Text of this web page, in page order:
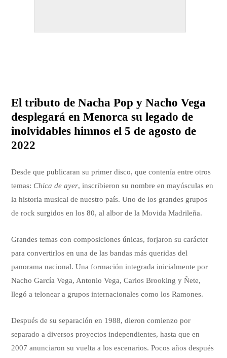
El tributo de Nacha Pop y Nacho Vega
desplegará en Menorca su legado de
inolvidables himnos el 5 de agosto de
2022
Desde que publicaran su primer disco, que contenía entre otros
temas: Chica de ayer, inscribieron su nombre en mayúsculas en
la historia musical de nuestro país. Uno de los grandes grupos
de rock surgidos en los 80, al albor de la Movida Madrileña.
Grandes temas con composiciones únicas, forjaron su carácter
para convertirlos en una de las bandas más queridas del
panorama nacional. Una formación integrada inicialmente por
Nacho García Vega, Antonio Vega, Carlos Brooking y Ñete,
llegó a telonear a grupos internacionales como los Ramones.
Después de su separación en 1988, dieron comienzo por
separado a diversos proyectos independientes, hasta que en
2007 anunciaron su vuelta a los escenarios. Pocos años después